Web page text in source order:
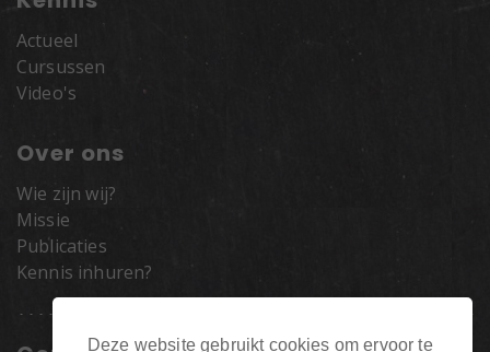
Actueel
Cursussen
Video's
Over ons
Wie zijn wij?
Missie
Publicaties
Kennis inhuren?
Deze website gebruikt cookies om ervoor te